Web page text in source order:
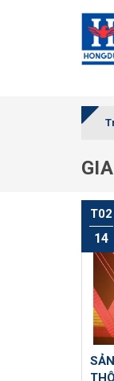
T02
14